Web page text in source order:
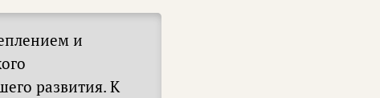
и
развития. К